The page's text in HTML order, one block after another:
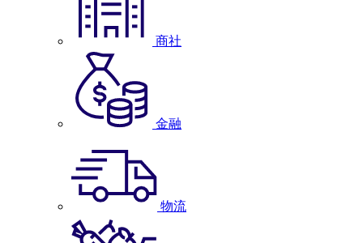
商社
金融
物流